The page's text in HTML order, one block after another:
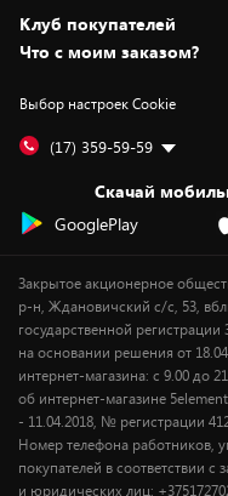
Статьи и обзоры
Вакансии
Дай пять добру!
Безналичный расчёт
Обмен и возврат товара
Обработка персональных
Подарочные карты
Установка техники
Для игровых консолей
Для мобильных устройств
Для компьютеров
Сервисные центры
Скидки и промокоды
Белорусские товары
Бонусы
Оплата частями
Новинки
Клуб покупателей
Что с моим заказом?
Выбор настроек Cookie
(17) 359-59-59
Скачай
GooglePlay
Закрытое акционерное
р-н, Ждановичский с/с, 53,
государственной
на основании решения от
интернет-магазина: с 9.00 до
об интернет-магазине
- 11.04.2018, № регистрации
Номер телефона работников,
покупателей в соответствии
и юридических лиц: